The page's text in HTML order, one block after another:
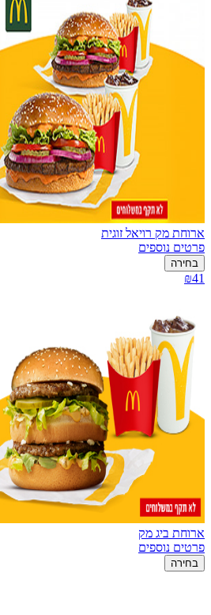
ארוחת מק רויאל זוגית
פרטים נוספים
בחירה
₪41
ארוחת ביג מק
פרטים נוספים
בחירה